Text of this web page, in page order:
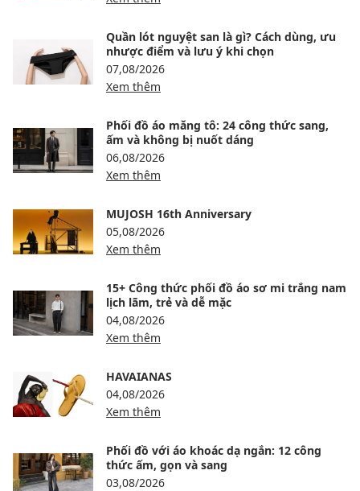
Quần lót nguyệt san là gì? Cách dùng, ưu
nhược điểm và lưu ý khi chọn
07,08/2026
Xem thêm
Phối đồ áo măng tô: 24 công thức sang,
ấm và không bị nuốt dáng
06,08/2026
Xem thêm
MUJOSH 16th Anniversary
05,08/2026
Xem thêm
15+ Công thức phối đồ áo sơ mi trắng nam
lịch lãm, trẻ và dễ mặc
04,08/2026
Xem thêm
HAVAIANAS
04,08/2026
Xem thêm
Phối đồ với áo khoác dạ ngắn: 12 công
thức ấm, gọn và sang
03,08/2026